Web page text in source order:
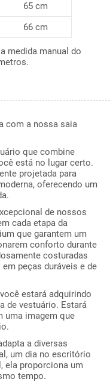
65 cm
66 cm
medida manual do
com a nossa saia
que combine
está no lugar certo.
projetada para
oferecendo um
de nossos
cada etapa da
que garantem um
conforto durante
costuradas
peças duráveis e de
estará adquirindo
de vestuário. Estará
uma imagem que
a diversas
um dia no escritório
ela proporciona um
tempo.